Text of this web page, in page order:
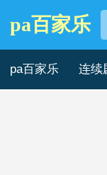
热播动
乐
pa百家乐
pa百家乐 连续